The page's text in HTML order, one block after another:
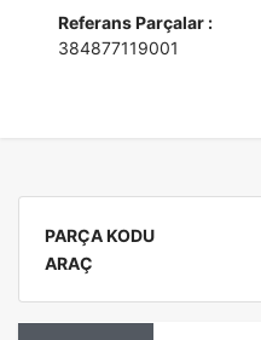
Referans Parçalar :
384877119001
PARÇA KODU
ARAÇ